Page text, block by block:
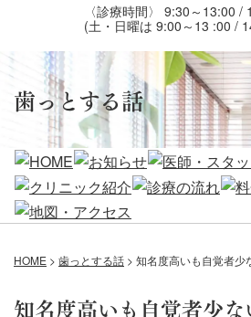
〈診療時間〉 9:30～13:00 /
(土・日曜は 9:00～13 :00 /
歯っとする話
HOME > 歯っとする話 > 知名度高いも自覚者少
知名度高いも自覚者少な